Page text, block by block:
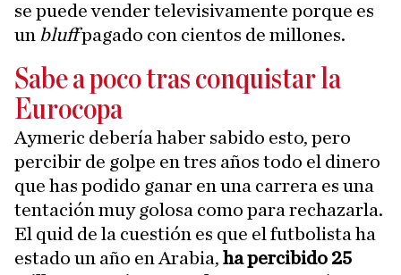
se puede vender televisivamente porque es
un bluffpagado con cientos de millones.
Sabe a poco tras conquistar la
Eurocopa
Aymeric debería haber sabido esto, pero
percibir de golpe en tres años todo el dinero
que has podido ganar en una carrera es una
tentación muy golosa como para rechazarla.
El quid de la cuestión es que el futbolista ha
estado un año en Arabia, ha percibido 25